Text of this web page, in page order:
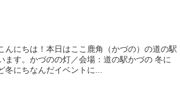
にちは！本日はここ鹿角（かづの）の道の駅
す。かづのの灯／会場：道の駅かづの 冬に
冬にちなんだイベントに...